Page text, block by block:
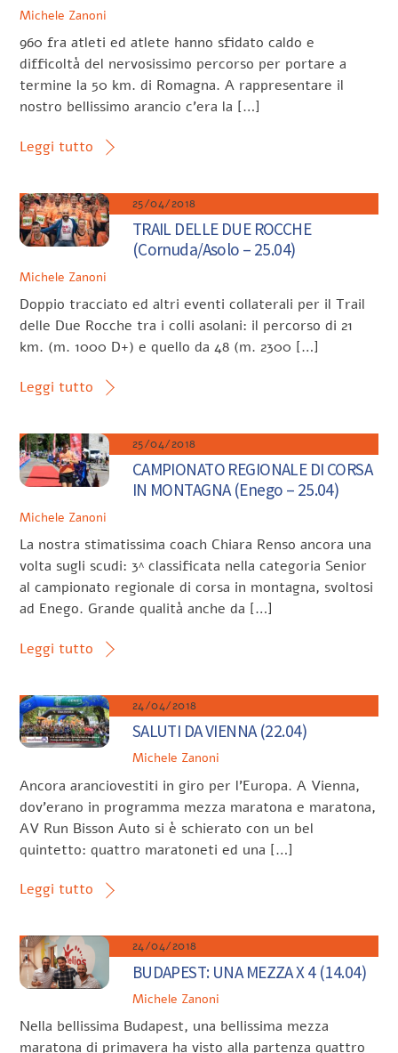
Michele Zanoni
960 fra atleti ed atlete hanno sfidato caldo e
difficoltà del nervosissimo percorso per portare a
termine la 50 km. di Romagna. A rappresentare il
nostro bellissimo arancio c’era la […]
Leggi tutto
25/04/2018
TRAIL DELLE DUE ROCCHE
(Cornuda/Asolo – 25.04)
Michele Zanoni
Doppio tracciato ed altri eventi collaterali per il Trail
delle Due Rocche tra i colli asolani: il percorso di 21
km. (m. 1000 D+) e quello da 48 (m. 2300 […]
Leggi tutto
25/04/2018
CAMPIONATO REGIONALE DI CORSA
IN MONTAGNA (Enego – 25.04)
Michele Zanoni
La nostra stimatissima coach Chiara Renso ancora una
volta sugli scudi: 3^ classificata nella categoria Senior
al campionato regionale di corsa in montagna, svoltosi
ad Enego. Grande qualità anche da […]
Leggi tutto
24/04/2018
SALUTI DA VIENNA (22.04)
Michele Zanoni
Ancora aranciovestiti in giro per l’Europa. A Vienna,
dov’erano in programma mezza maratona e maratona,
AV Run Bisson Auto si è schierato con un bel
quintetto: quattro maratoneti ed una […]
Leggi tutto
24/04/2018
BUDAPEST: UNA MEZZA X 4 (14.04)
Michele Zanoni
Nella bellissima Budapest, una bellissima mezza
maratona di primavera ha visto alla partenza quattro